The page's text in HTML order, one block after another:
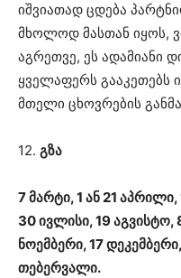
იშვიათად ცდება
მხოლოდ მასთან იყოს,
აგრეთვე, ეს ადამიანი
ყველაფერს გააკეთებს
მთელი ცხოვრების
12. გზა
7 მარტი, 1 ან 21 აპრილი,
30 ივლისი, 19 აგვისტო,
ნოემბერი, 17
თებერვალი.